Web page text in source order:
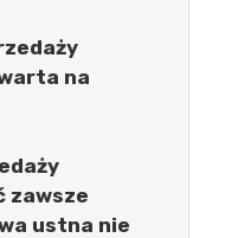
na
zawsze
ustna nie